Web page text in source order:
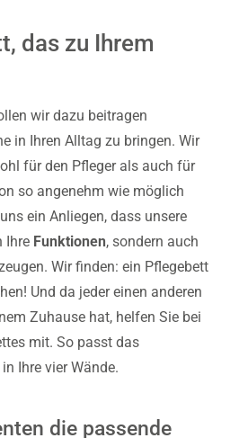
das zu Ihrem
wir dazu beitragen
in Ihren Alltag zu bringen. Wir
für den Pfleger als auch für
so angenehm wie möglich
ein Anliegen, dass unsere
Ihre Funktionen, sondern auch
Wir finden: ein Pflegebett
Und da jeder einen anderen
Zuhause hat, helfen Sie bei
mit. So passt das
Ihre vier Wände.
die passende